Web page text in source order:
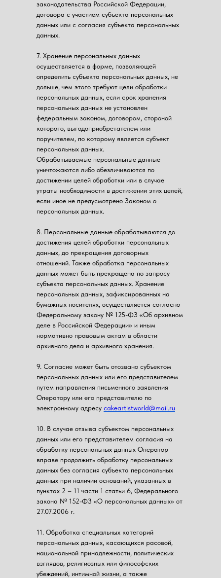
законодательства Российской Федерации,
договора с участием субъекта персональных
данных или с согласия субъекта персональных
данных.
7. Хранение персональных данных
осуществляется в форме, позволяющей
определить субъекта персональных данных, не
дольше, чем этого требуют цели обработки
персональных данных, если срок хранения
персональных данных не установлен
федеральным законом, договором, стороной
которого, выгодоприобретателем или
поручителем, по которому является субъект
персональных данных.
Обрабатываемые персональные данные
уничтожаются либо обезличиваются по
достижении целей обработки или в случае
утраты необходимости в достижении этих целей,
если иное не предусмотрено Законом о
персональных данных.
8. Персональные данные обрабатываются до
достижения целей обработки персональных
данных, до прекращения договорных
отношений. Также обработка персональных
данных может быть прекращена по запросу
субъекта персональных данных. Хранение
персональных данных, зафиксированных на
бумажных носителях, осуществляется согласно
Федеральному закону № 125-ФЗ «Об архивном
деле в Российской Федерации» и иным
нормативно правовым актам в области
архивного дела и архивного хранения.
9. Согласие может быть отозвано субъектом
персональных данных или его представителем
путем направления письменного заявления
Оператору или его представителю по
электронному адресу cakeartistworld@mail.ru
10. В случае отзыва субъектом персональных
данных или его представителем согласия на
обработку персональных данных Оператор
вправе продолжить обработку персональных
данных без согласия субъекта персональных
данных при наличии оснований, указанных в
пунктах 2 – 11 части 1 статьи 6, Федерального
закона № 152-ФЗ «О персональных данных» от
27.07.2006 г.
11. Обработка специальных категорий
персональных данных, касающихся расовой,
национальной принадлежности, политических
взглядов, религиозных или философских
убеждений, интимной жизни, а также